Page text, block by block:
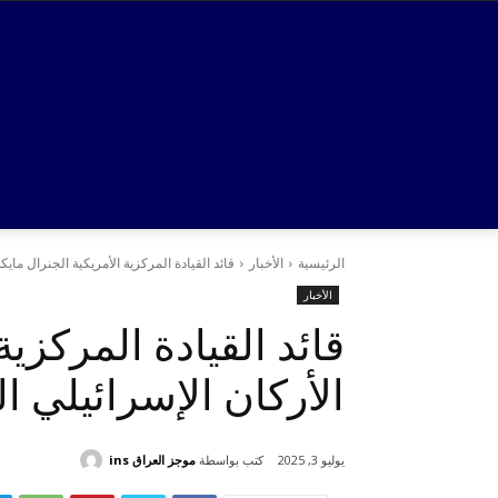
الرئيسية الأخبار قائد القيادة المركزية الأمريكية الجنرال
الأخبار
قائد القيادة
الأركان الإسرائيلي
يوليو 3, 2025 كتب بواسطة موجز العراق ins